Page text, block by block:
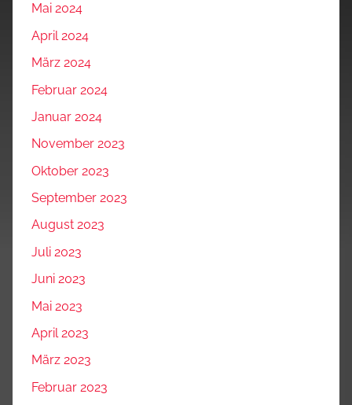
Mai 2024
April 2024
März 2024
Februar 2024
Januar 2024
November 2023
Oktober 2023
September 2023
August 2023
Juli 2023
Juni 2023
Mai 2023
April 2023
März 2023
Februar 2023